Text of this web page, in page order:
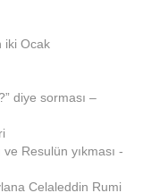
iki Ocak
diye sorması –
Resulün yıkması -
Celaleddin Rumi